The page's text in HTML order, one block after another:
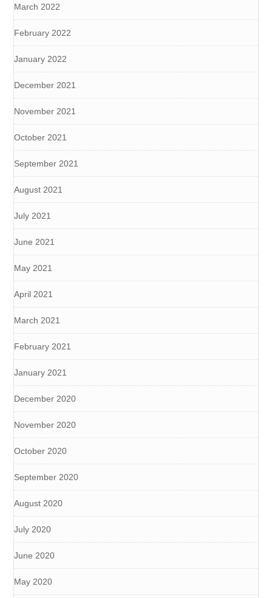
March 2022
February 2022
January 2022
December 2021
November 2021
October 2021
September 2021
August 2021
July 2021
June 2021
May 2021
April 2021
March 2021
February 2021
January 2021
December 2020
November 2020
October 2020
September 2020
August 2020
July 2020
June 2020
May 2020